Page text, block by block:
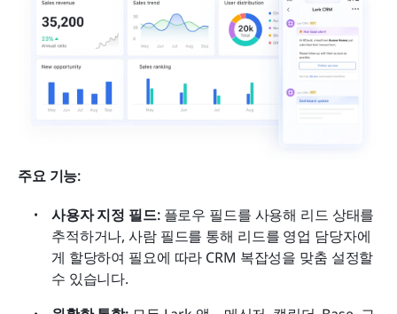
주요 기능:
사용자 지정 필드: 플로우 필드를 사용해 리드 상태를
추적하거나, 사람 필드를 통해 리드를 영업 담당자에
게 할당하여 필요에 따라 CRM 복잡성을 맞춤 설정할
수 있습니다.